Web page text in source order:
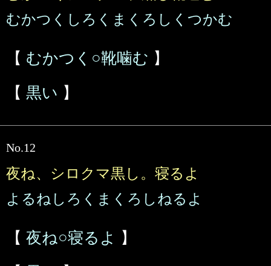
むかつくしろくまくろしくつかむ
【 むかつく○靴噛む 】
【 黒い 】
No.12
夜ね、シロクマ黒し。寝るよ
よるねしろくまくろしねるよ
【 夜ね○寝るよ
】